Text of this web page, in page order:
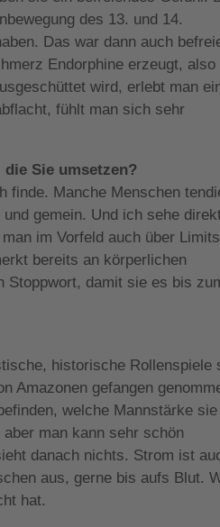
des 13. und 14.
Das war dann auch
Endorphine erzeugt, also
wird, erlebt man
fühlt man sich sehr
Sie umsetzen?
finde. Manche Menschen
gemein. Und ich sehe
im Vorfeld auch über
bereits an körperlichen
Stoppwort, damit sie es bis
historische Rollenspiele
Amazonen gefangen
welche Mannstärke sie
man kann sehr schön
danach nichts. Strom ist
aus, gerne bis aufs Blut.
hat.